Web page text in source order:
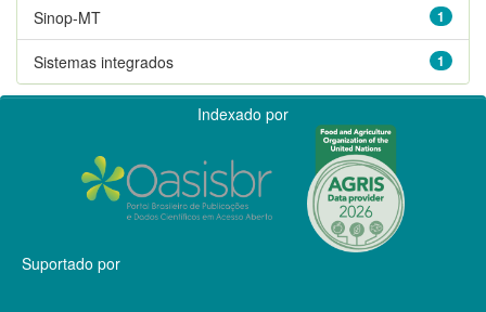
1
Sinop-MT
1
Sistemas integrados
Indexado por
Suportado por